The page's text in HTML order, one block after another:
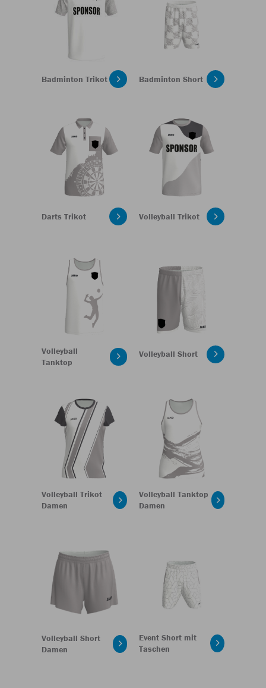
Badminton Trikot Badminton Short
Darts Trikot Volleyball Trikot
Volleyball
Tanktop
Volleyball Short
Volleyball Trikot
Damen
Volleyball Tanktop
Damen
Volleyball Short
Damen
Event Short mit
Taschen